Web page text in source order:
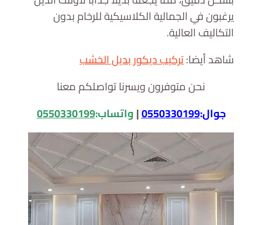
يرغبون في الجمالية الكلاسيكية للرخام بدون
التكاليف العالية.
شاهد أيضا:تركيب ديكور بديل الخشب
نحن متوفرون ويسرنا تواصلكم معنا
جوال:0550330199
|واتساب:0550330199